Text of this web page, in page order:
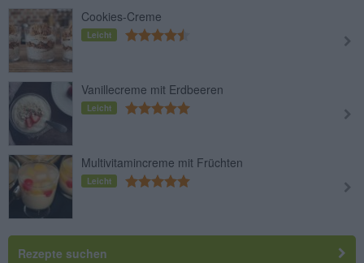
Cookies-Creme
Leicht
Vanillecreme mit Erdbeeren
Leicht
Multivitamincreme mit Früchten
Leicht
Rezepte suchen